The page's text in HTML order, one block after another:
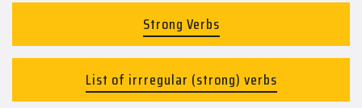
Strong Verbs
List of irrregular (strong) verbs